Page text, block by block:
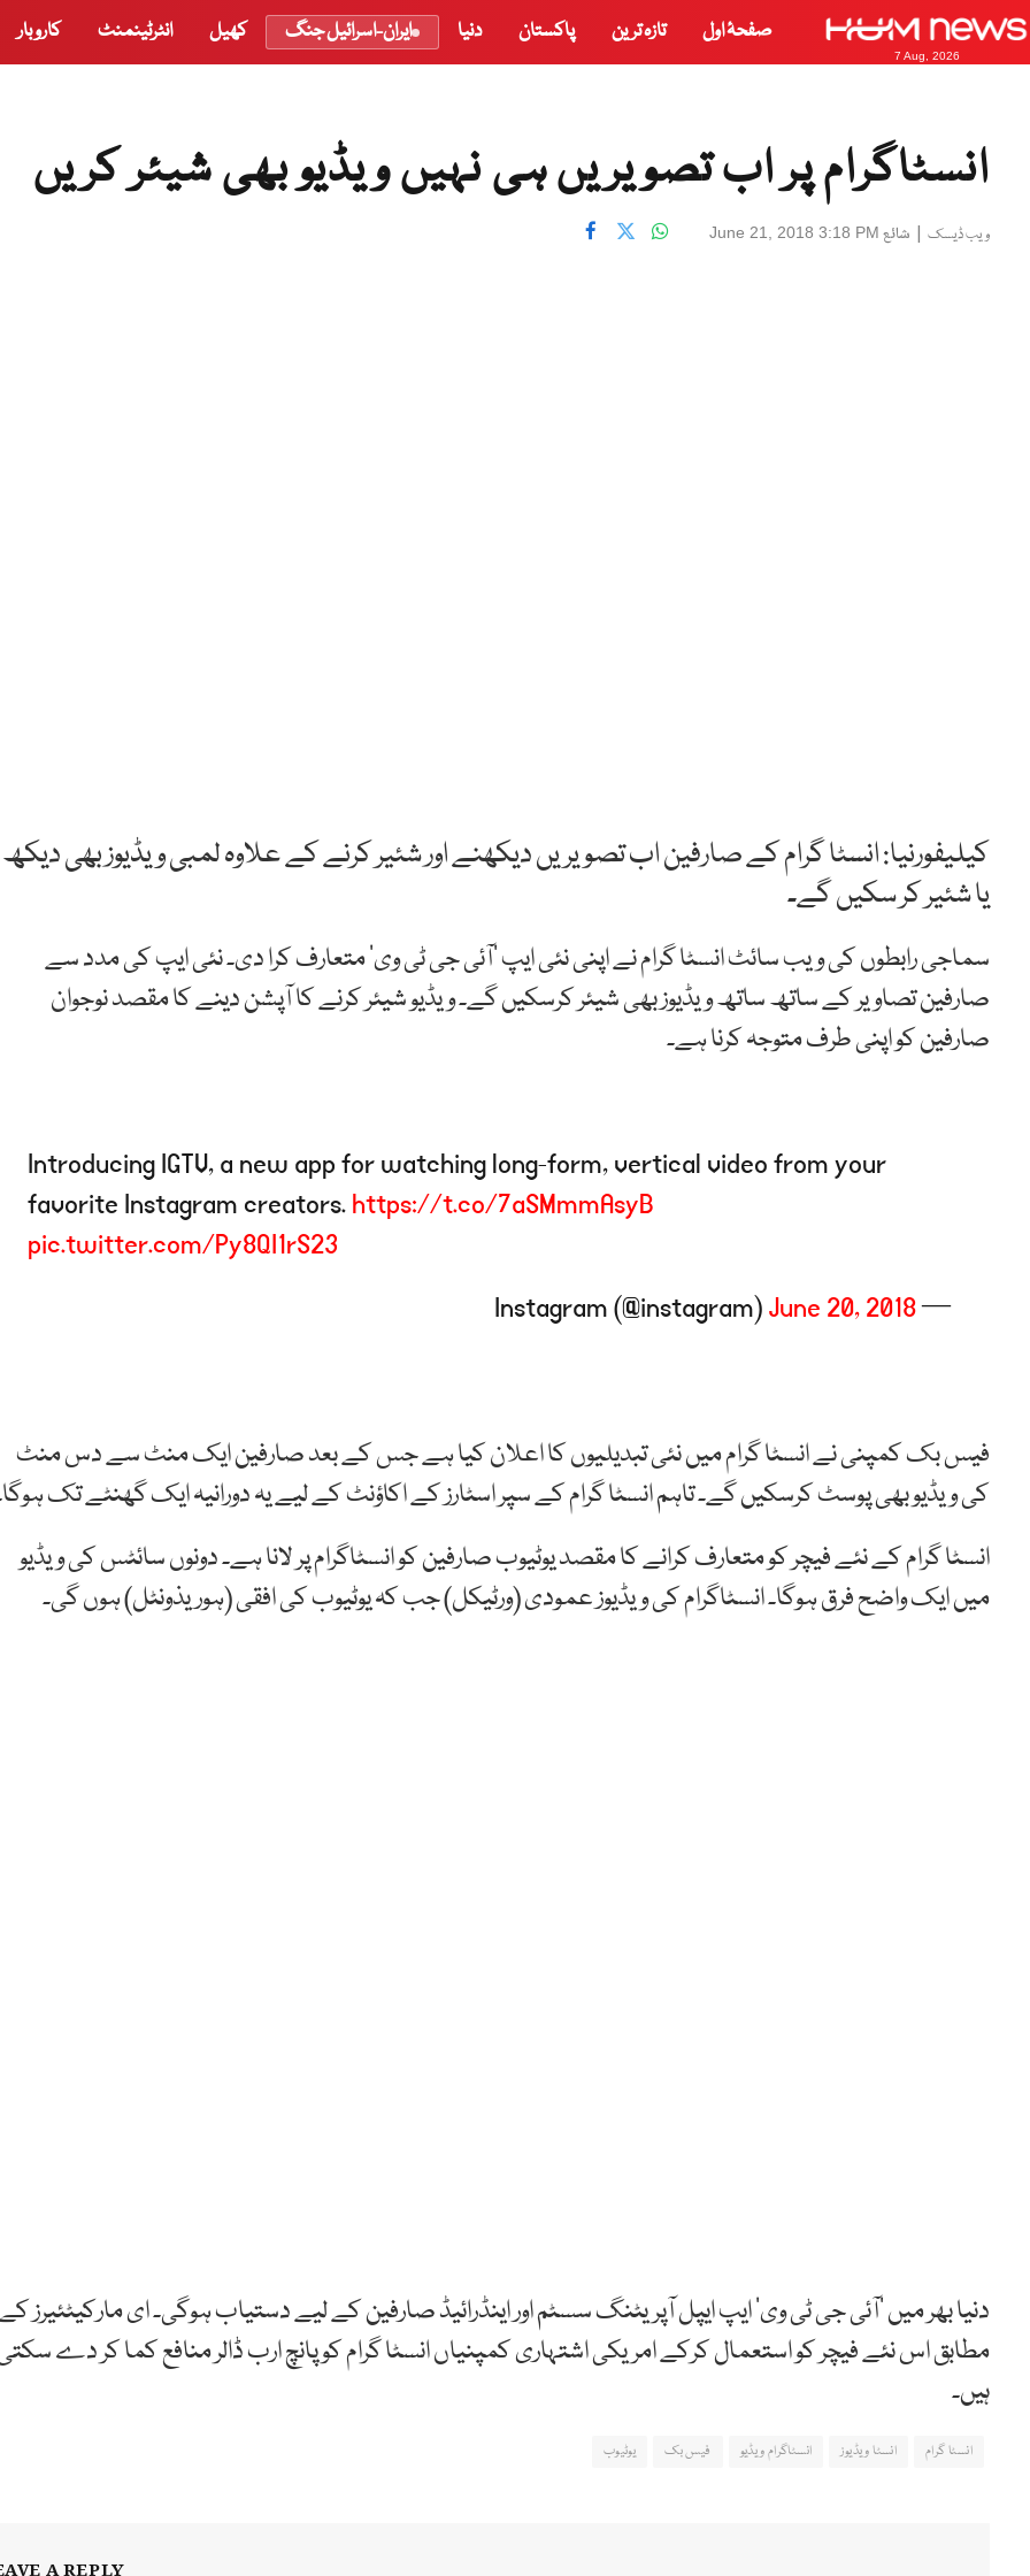
7 Aug, 2026
صفحۂ اول تازہ ترین پاکستان دنیا ایران-اسرائیل جنگ کھیل انٹرٹینمنٹ کاروبار
انسٹاگرام پر اب تصویریں ہی نہیں ویڈیو بھی شیئر کریں
ویب ڈیسک | شائع June 21, 2018 3:18 PM
کیلیفورنیا: انسٹا گرام کے صارفین اب تصویریں دیکھنے اور شئیر کرنے کے علاوہ لمبی ویڈیوز بھی دیکھ
یا شئیر کر سکیں گے۔
سماجی رابطوں کی ویب سائٹ انسٹا گرام نے اپنی نئی ایپ ’آئی جی ٹی وی‘ متعارف کرا دی۔ نئی ایپ کی مدد سے
صارفین تصاویر کے ساتھ ساتھ ویڈیوز بھی شیئر کرسکیں گے۔ ویڈیو شیئر کرنے کا آپشن دینے کا مقصد نوجوان
صارفین کو اپنی طرف متوجہ کرنا ہے۔
Introducing IGTV, a new app for watching long-form, vertical video from your
favorite Instagram creators.https://t.co/7aSMmmAsyB
pic.twitter.com/Py8QI1rS23
— Instagram (@instagram)
June 20, 2018
فیس بک کمپنی نے انسٹا گرام میں نئی تبدیلیوں کا اعلان کیا ہے جس کے بعد صارفین ایک منٹ سے دس منٹ
کی ویڈیو بھی پوسٹ کرسکیں گے۔ تاہم انسٹا گرام کے سپر اسٹارز کے اکاؤنٹ کے لیے یہ دورانیہ ایک گھنٹے تک
انسٹا گرام کے نئے فیچر کو متعارف کرانے کا مقصد یوٹیوب صارفین کو انسٹاگرام پر لانا ہے۔ دونوں سائٹس کی ویڈیو
میں ایک واضح فرق ہوگا۔ انسٹاگرام کی ویڈیوز عمودی (ورٹیکل) جب کہ یوٹیوب کی افقی (ہوریذونٹل) ہوں گی۔
دنیا بھر میں ’آئی جی ٹی وی‘ ایپ ایپل آپریٹنگ سسٹم اور اینڈرائیڈ صارفین کے لیے دستیاب ہوگی۔ ای مارکیٹئیرز کے
مطابق اس نئے فیچر کو استعمال کرکے امریکی اشتہاری کمپنیاں انسٹا گرام کو پانچ ارب ڈالر منافع کما کر دے
ہیں۔
انسٹا گرام انسٹا ویڈیوز انسٹاگرام ویڈیو فیس بک یوٹیوب